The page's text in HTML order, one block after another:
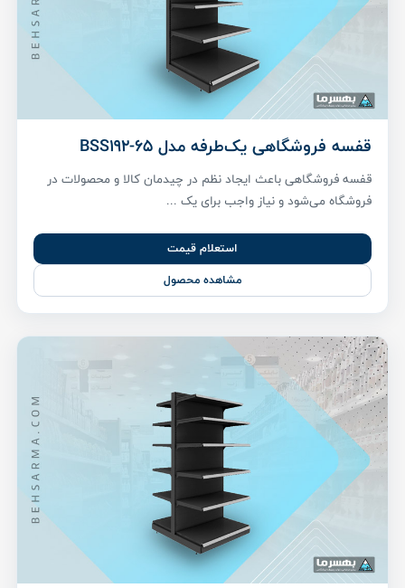
قفسه فروشگاهی یک‌طرفه مدل BSS192-65
قفسه فروشگاهی باعث ایجاد نظم در چیدمان کالا و محصولات در
فروشگاه می‌شود و نیاز واجب برای یک ...
استعلام قیمت
مشاهده محصول